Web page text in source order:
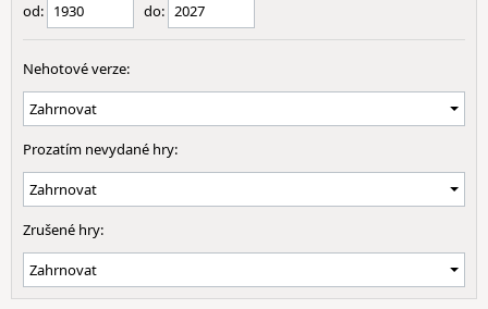
od: do:
Nehotové verze:
Prozatím nevydané hry:
Zrušené hry: